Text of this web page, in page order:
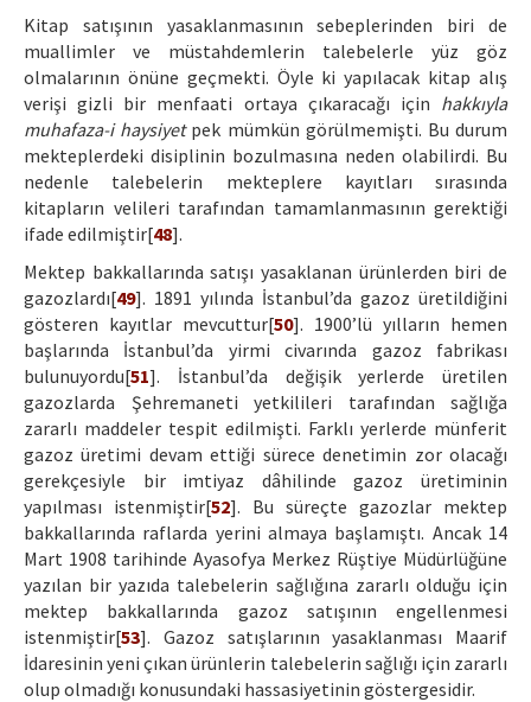
Kitap satışının yasaklanmasının sebeplerinden biri de
muallimler ve müstahdemlerin talebelerle yüz göz
olmalarının önüne geçmekti. Öyle ki yapılacak kitap alış
verişi gizli bir menfaati ortaya çıkaracağı için hakkıyla
muhafaza-i haysiyetpek mümkün görülmemişti. Bu durum
mekteplerdeki disiplinin bozulmasına neden olabilirdi. Bu
nedenle talebelerin mekteplere kayıtları sırasında
kitapların velileri tarafından tamamlanmasının gerektiği
ifade edilmiştir[48].
Mektep bakkallarında satışı yasaklanan ürünlerden biri de
gazozlardı[49]. 1891 yılında İstanbul’da gazoz üretildiğini
gösteren kayıtlar mevcuttur[50]. 1900’lü yılların hemen
başlarında İstanbul’da yirmi civarında gazoz fabrikası
bulunuyordu[51]. İstanbul’da değişik yerlerde üretilen
gazozlarda Şehremaneti yetkilileri tarafından sağlığa
zararlı maddeler tespit edilmişti. Farklı yerlerde münferit
gazoz üretimi devam ettiği sürece denetimin zor olacağı
gerekçesiyle bir imtiyaz dâhilinde gazoz üretiminin
yapılması istenmiştir[52]. Bu süreçte gazozlar mektep
bakkallarında raflarda yerini almaya başlamıştı. Ancak 14
Mart 1908 tarihinde Ayasofya Merkez Rüştiye Müdürlüğüne
yazılan bir yazıda talebelerin sağlığına zararlı olduğu için
mektep bakkallarında gazoz satışının engellenmesi
istenmiştir[53]. Gazoz satışlarının yasaklanması Maarif
İdaresinin yeni çıkan ürünlerin talebelerin sağlığı için zararlı
olup olmadığı konusundaki hassasiyetinin göstergesidir.